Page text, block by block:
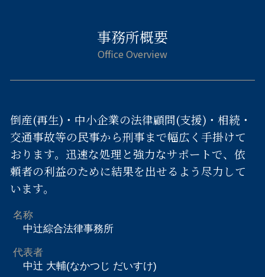
事務所概要
倒産(再生)・中小企業の法律顧問(支援)・相続・
交通事故等の民事から刑事まで幅広く手掛けて
おります。迅速な処理と強力なサポートで、依
頼者の利益のために結果を出せるよう尽力して
います。
名称
中辻綜合法律事務所
代表者
中辻 大輔(なかつじ だいすけ)